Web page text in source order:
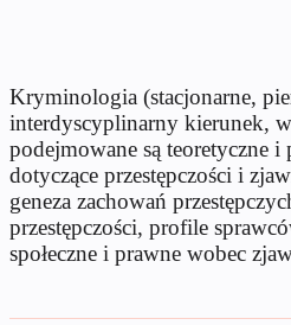
Kryminologia (stacjonarne,
interdyscyplinarny kierunek,
podejmowane są teoretyczne i
dotyczące przestępczości i
geneza zachowań
przestępczości, profile
społeczne i prawne wobec